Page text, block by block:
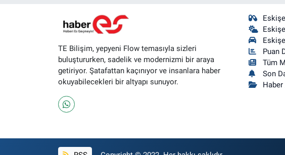
TE Bilişim, yepyeni Flow temasıyla sizleri
buluştururken, sadelik ve modernizmi bir araya
getiriyor. Şatafattan kaçınıyor ve insanlara haber
okuyabilecekleri bir altyapı sunuyor.
Puan
Tüm
Son